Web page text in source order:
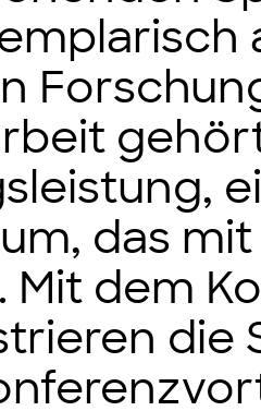
das
Mit dem
die